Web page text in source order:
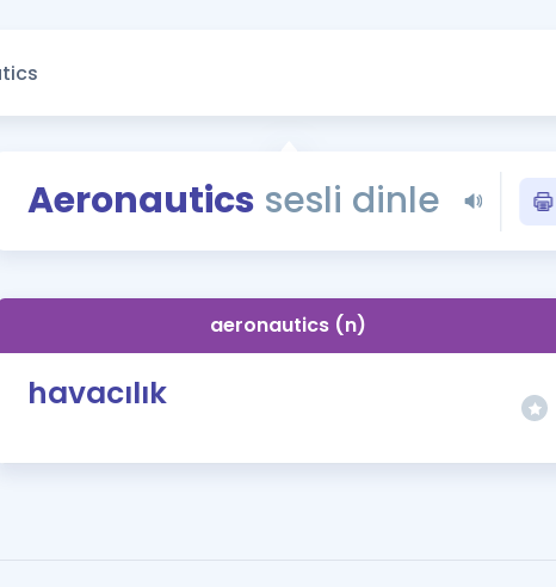
Tüm ÖSYM
Blog
YDS - YÖKDİL
İngilizce
Aeronautics sesli dinle
aeronautics (n)
havacılık